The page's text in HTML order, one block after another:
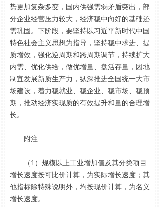
势更加复杂多变，国内供强需弱矛盾突出，部
分企业经营压力较大，经济稳中向好的基础还
需巩固。下阶段，要坚持以习近平新时代中国
特色社会主义思想为指导，坚持稳中求进、提
质增效，强化逆周期和跨周期调节，持续扩大
内需、优化供给，做优增量、盘活存量，因地
制宜发展新质生产力，纵深推进全国统一大市
场建设，着力稳就业、稳企业、稳市场、稳预
期，推动经济实现质的有效提升和量的合理增
长。
附注
（1）规模以上工业增加值及其分类项目
增长速度按可比价计算，为实际增长速度；其
他指标除特殊说明外，均按现价计算，为名义
增长速度。